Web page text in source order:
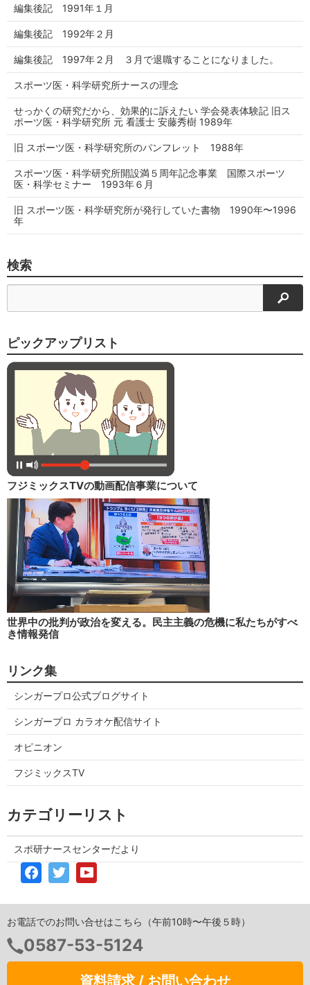
編集後記 1991年１月
編集後記 1992年２月
編集後記 1997年２月 ３月で退職することになりました。
スポーツ医・科学研究所ナースの理念
せっかくの研究だから、効果的に訴えたい 学会発表体験記 旧ス
ポーツ医・科学研究所 元 看護士 安藤秀樹 1989年
旧 スポーツ医・科学研究所のパンフレット 1988年
スポーツ医・科学研究所開設満５周年記念事業 国際スポーツ
医・科学セミナー 1993年６月
旧 スポーツ医・科学研究所が発行していた書物 1990年〜1996
年
検索
検索
ピックアップリスト
フジミックスTVの動画配信事業について
世界中の批判が政治を変える。民主主義の危機に私たちがすべ
き情報発信
リンク集
シンガープロ公式ブログサイト
シンガープロ カラオケ配信サイト
オピニオン
フジミックスTV
カテゴリーリスト
スポ研ナースセンターだより
お電話でのお問い合せはこちら（午前10時〜午後５時）
0587-53-5124
資料請求 / お問い合わせ